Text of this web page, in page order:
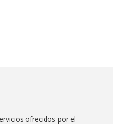
ofrecidos por el